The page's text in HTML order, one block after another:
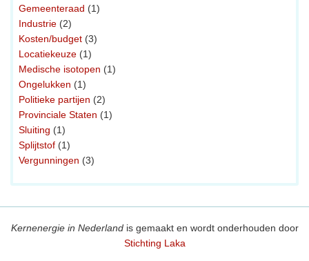
Gemeenteraad (1)
Industrie (2)
Kosten/budget (3)
Locatiekeuze (1)
Medische isotopen (1)
Ongelukken (1)
Politieke partijen (2)
Provinciale Staten (1)
Sluiting (1)
Splijtstof (1)
Vergunningen (3)
Kernenergie in Nederlandis gemaakt en wordt onderhouden door
Stichting Laka